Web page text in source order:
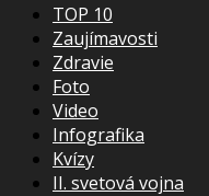
TOP 10
Zaujímavosti
Zdravie
Foto
Video
Infografika
Kvízy
II. svetová vojna